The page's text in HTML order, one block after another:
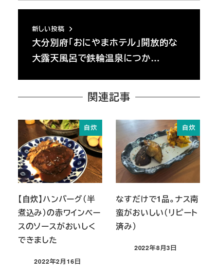
新しい投稿
大分別府「おにやまホテル」開放的な
大露天風呂で鉄輪温泉につか…
関連記事
自炊
【自炊】ハンバーグ（半
煮込み）の赤ワインベー
スのソースがおいしく
できました
投稿日
2022年2月16日
自炊
なすだけで1品。ナス南
蛮がおいしい（リピート
済み）
投稿日
2022年8月3日